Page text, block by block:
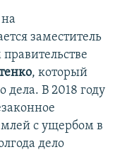
заместитель
, который
дела. В 2018 году
с ущербом в
дело